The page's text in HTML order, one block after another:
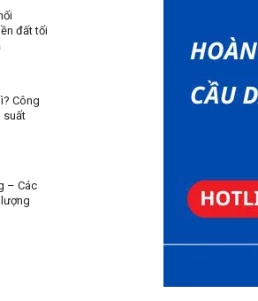
đất tối
Công
suất
– Các